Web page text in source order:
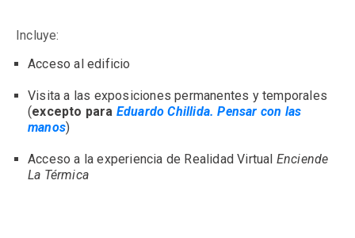
Incluye:
Acceso al edificio
Visita a las exposiciones permanentes y temporales
(excepto para Eduardo Chillida. Pensar con las
manos)
Acceso a la experiencia de Realidad Virtual Enciende
La Térmica